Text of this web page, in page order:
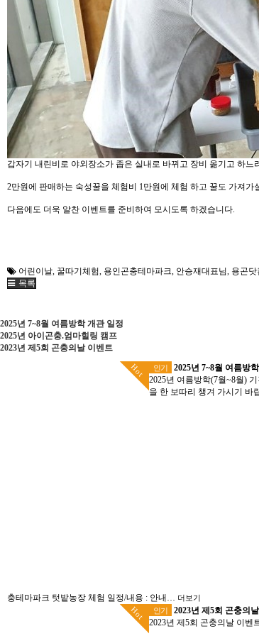
갑자기 내린비로 야외장소가 좁은 실내로 바뀌고 장비 옮기고 하
2만원에 판매하는 숙성꿀을 체험비 1만원에 체험 하고 꿀도 가져
다음에도 더욱 알찬 이벤트를 준비하여 모시도록 하겠습니다.
어린이날, 꿀따기체험, 용인곤충테마파크, 안승재대표님, 용곤닷
목록
2025년 7~8월 여름방학 개관 일정
2025년 아이곤충.엄마힐링 캠프
2023년 제5회 곤충의날 이벤트
Hot 인기
2025년 7~8월 여름방
2025년 여름방학(7월~8월)
을 한 보따리 챙겨 가시기 바
충테마파크 텃밭농장 체험 일정/내용 : 안내… 더보기
Hot 인기
2023년 제5회 곤충의
2023년 제5회 곤충의날 이벤